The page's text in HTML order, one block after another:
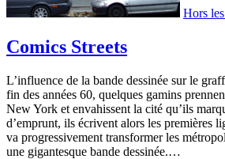
Hors
Comics Streets
L’influence de la bande dessinée sur le
fin des années 60, quelques gamins
New York et envahissent la cité qu’ils
d’emprunt, ils écrivent alors les premières
va progressivement transformer les
une gigantesque bande dessinée.…